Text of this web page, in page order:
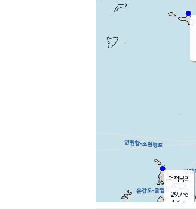
덕적북리
29.7℃
1.6 m/s